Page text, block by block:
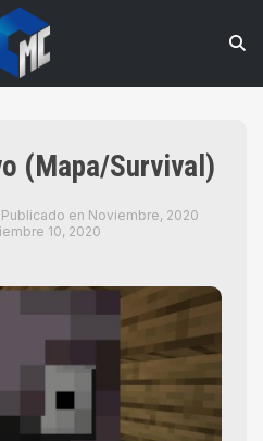
(Mapa/Survival)
Publicado en Noviembre, 2020
10, 2020